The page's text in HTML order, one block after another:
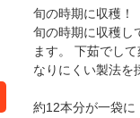
旬の時期に収穫！
旬の時期に収穫し
ます。 下茹でし
なりにくい製法を
約12本分が一袋に